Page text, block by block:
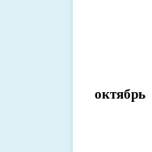
октябрь